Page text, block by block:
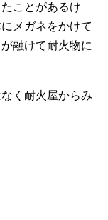
ことがあるけ
メガネをかけて
融けて耐火物に
く耐火屋からみ